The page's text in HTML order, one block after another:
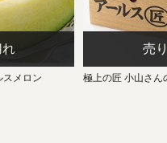
スメロン
極上の匠 小山さん